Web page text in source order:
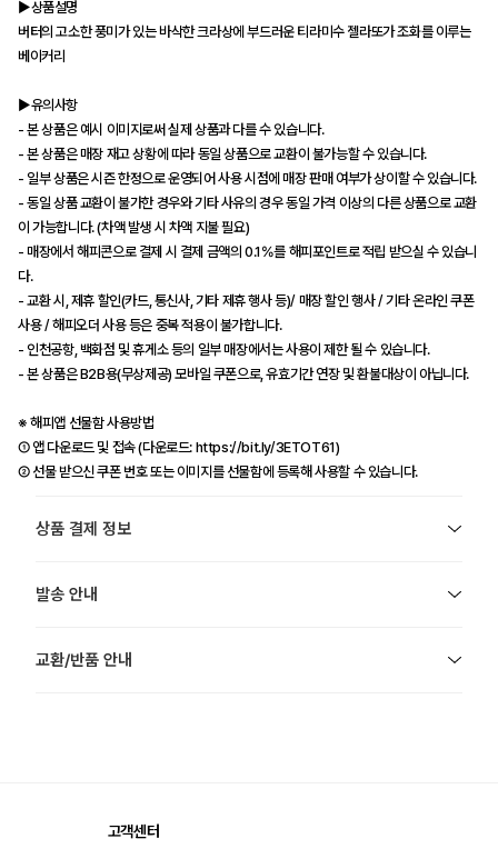
▶상품설명
버터의 고소한 풍미가 있는 바삭한 크라상에 부드러운 티라미수 젤라또가 조화를 이루는
베이커리
▶유의사항
- 본 상품은 예시 이미지로써 실제 상품과 다를 수 있습니다.
- 본 상품은 매장 재고 상황에 따라 동일 상품으로 교환이 불가능할 수 있습니다.
- 일부 상품은 시즌 한정으로 운영되어 사용 시점에 매장 판매 여부가 상이할 수 있습니다.
- 동일 상품 교환이 불가한 경우와 기타 사유의 경우 동일 가격 이상의 다른 상품으로 교환
이 가능합니다. (차액 발생 시 차액 지불 필요)
- 매장에서 해피콘으로 결제 시 결제 금액의 0.1%를 해피포인트로 적립 받으실 수 있습니
다.
- 교환 시, 제휴 할인(카드, 통신사, 기타 제휴 행사 등)/ 매장 할인 행사 / 기타 온라인 쿠폰
사용 / 해피오더 사용 등은 중복 적용이 불가합니다.
- 인천공항, 백화점 및 휴게소 등의 일부 매장에서는 사용이 제한 될 수 있습니다.
- 본 상품은 B2B용(무상제공) 모바일 쿠폰으로, 유효기간 연장 및 환불대상이 아닙니다.
※ 해피앱 선물함 사용방법
① 앱 다운로드 및 접속 (다운로드: https://bit.ly/3ETOT61)
② 선물 받으신 쿠폰 번호 또는 이미지를 선물함에 등록해 사용할 수 있습니다.
상품 결제 정보
발송 안내
교환/반품 안내
고객센터